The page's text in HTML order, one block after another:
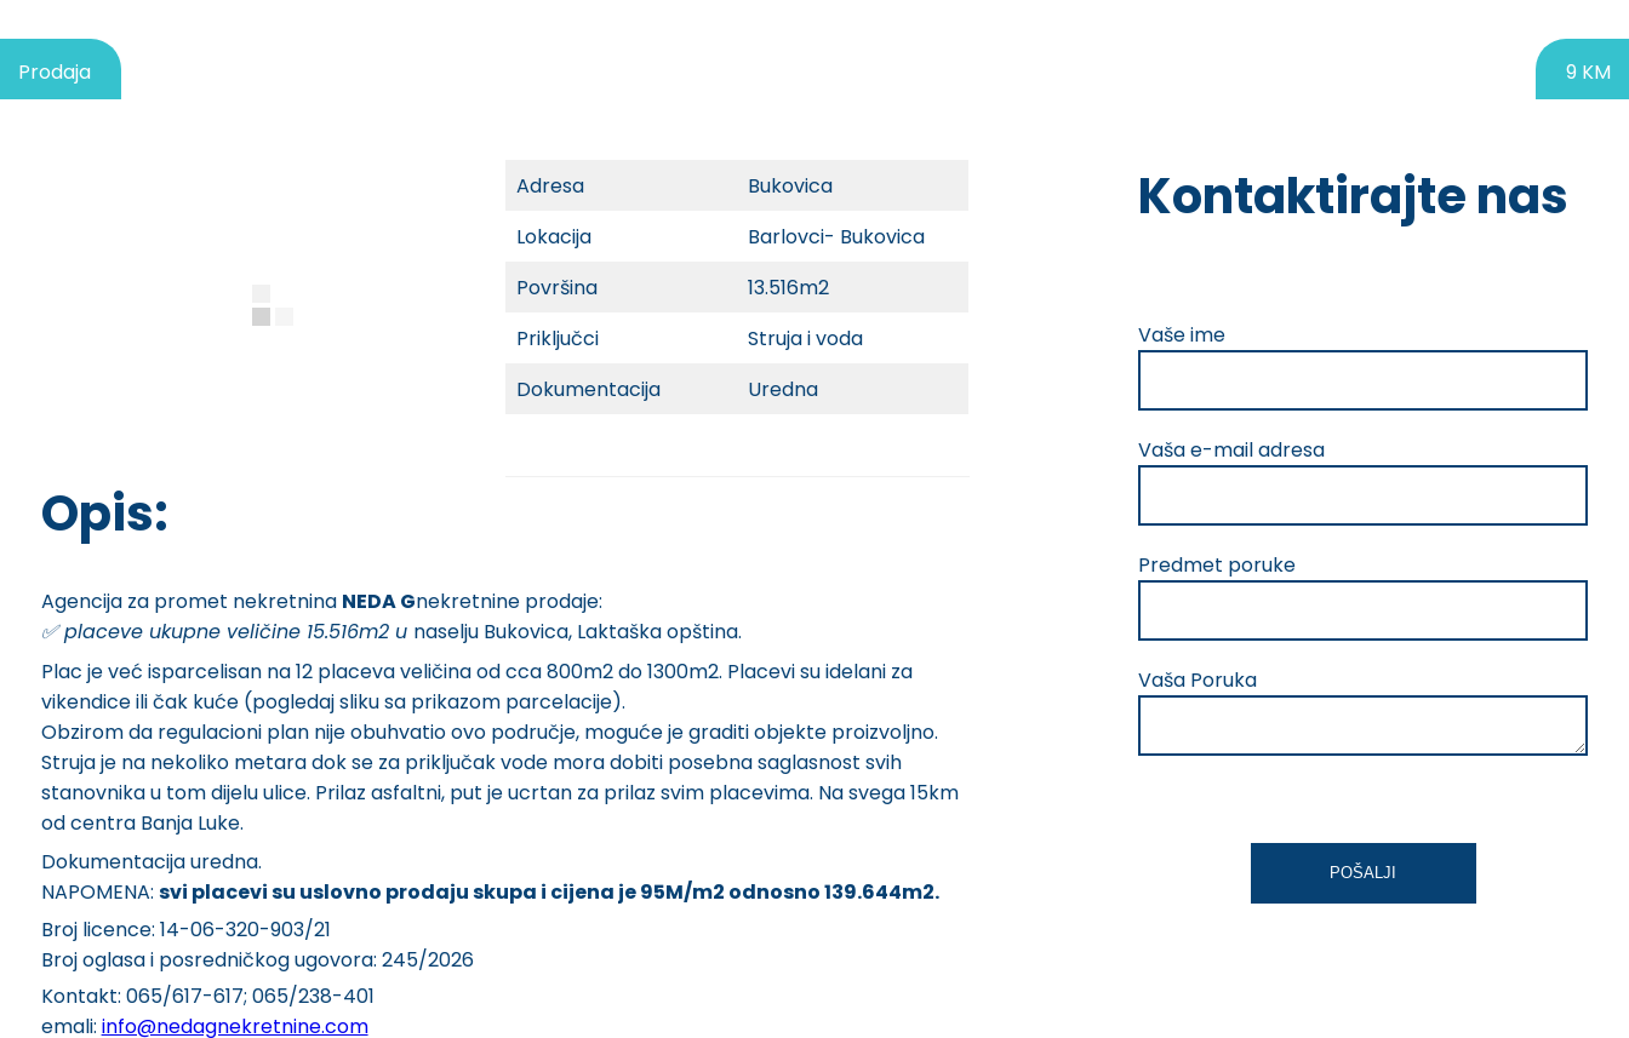
Prodaja 9 KM
Adresa
Bukovica
Lokacija
Barlovci- Bukovica
Površina
13.516m2
Priključci
Struja i voda
Dokumentacija
Uredna
Opis:
Agencija za promet nekretnina NEDA Gnekretnine prodaje:
✅️ placeve ukupne veličine 15.516m2 u naselju Bukovica, Laktaška opština.
Plac je već isparcelisan na 12 placeva veličina od cca 800m2 do 1300m2. Placevi su idelani za
vikendice ili čak kuće (pogledaj sliku sa prikazom parcelacije).
Obzirom da regulacioni plan nije obuhvatio ovo područje, moguće je graditi objekte proizvoljno.
Struja je na nekoliko metara dok se za priključak vode mora dobiti posebna saglasnost svih
stanovnika u tom dijelu ulice. Prilaz asfaltni, put je ucrtan za prilaz svim placevima. Na svega 15km
od centra Banja Luke.
Dokumentacija uredna.
NAPOMENA: svi placevi su uslovno prodaju skupa i cijena je 95M/m2 odnosno 139.644m2.
Broj licence: 14-06-320-903/21
Broj oglasa i posredničkog ugovora: 245/2026
Kontakt: 065/617-617; 065/238-401
emali: info@nedagnekretnine.com
Kontaktirajte nas
leave
Vaše ime
Vaša e-mail adresa
Predmet poruke
Vaša Poruka